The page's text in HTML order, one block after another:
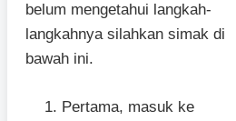
belum mengetahui langkah-
langkahnya silahkan simak di
bawah ini.
Pertama, masuk ke